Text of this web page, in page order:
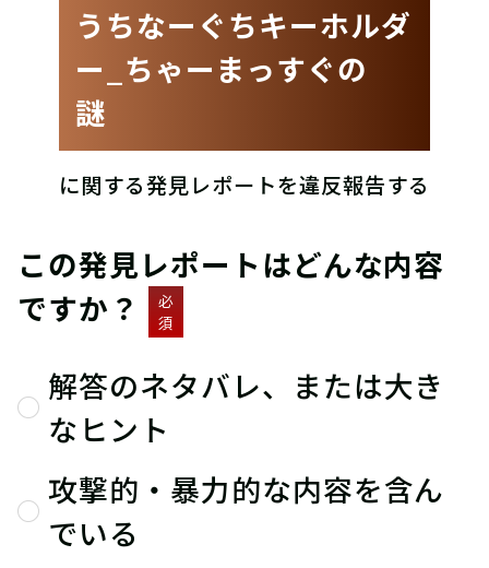
うちなーぐちキーホルダ
ー_ちゃーまっすぐの
謎
に関する発見レポートを違反報告する
この発見レポートはどんな内容
ですか？
必
須
解答のネタバレ、または大き
なヒント
攻撃的・暴力的な内容を含ん
でいる